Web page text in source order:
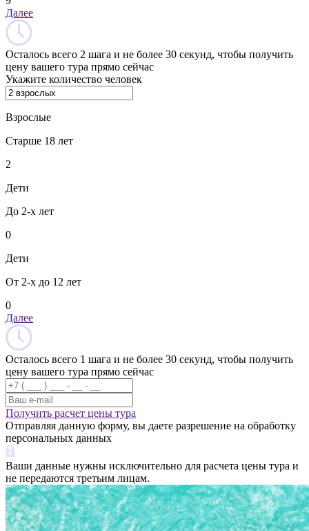
Далее
Осталось всего 2 шага и не более 30 секунд, чтобы получить
цену вашего тура прямо сейчас
Укажите количество человек
Взрослые
Старше 18 лет
2
Дети
До 2-х лет
0
Дети
От 2-х до 12 лет
0
Далее
Осталось всего 1 шага и не более 30 секунд, чтобы получить
цену вашего тура прямо сейчас
Получить расчет цены тура
Отправляя данную форму, вы даете разрешение на обработку
персональных данных
Ваши данные нужны исключительно для расчета цены тура и
не передаются третьим лицам.